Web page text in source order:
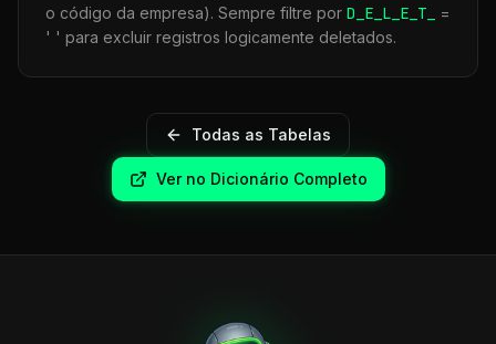
o código da empresa). Sempre filtre por D_E_L_E_T_
=
' ' para excluir registros logicamente deletados.
Todas as Tabelas
Ver no Dicionário Completo